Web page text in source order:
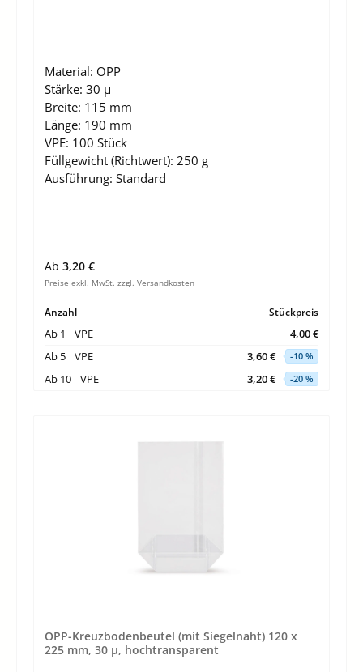
Material: OPP
Stärke: 30 µ
Breite: 115 mm
Länge: 190 mm
VPE: 100 Stück
Füllgewicht (Richtwert): 250 g
Ausführung: Standard
Regulärer Preis:
Ab 3,20 €
Preise exkl. MwSt. zzgl. Versandkosten
Anzahl Stückpreis
Ab 1 VPE
4,00 €
Ab 5 VPE 3,60 € -10 %
Ab 10 VPE 3,20 € -20 %
OPP-Kreuzbodenbeutel (mit Siegelnaht) 120 x
225 mm, 30 µ, hochtransparent